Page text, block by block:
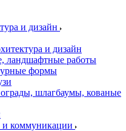
и дизайн
и дизайн
ландшафтные работы
формы
шлагбаумы, кованые
коммуникации